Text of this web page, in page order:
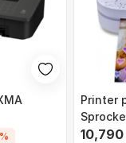
Printer
10,790